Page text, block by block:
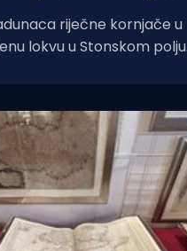
riječne kornjače u
lokvu u Stonskom polju